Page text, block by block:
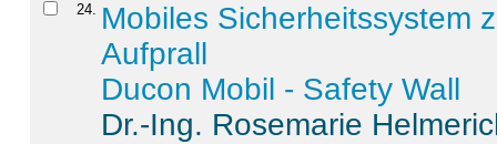
24. Mobiles Sicherheitssystem
Aufprall
Ducon Mobil - Safety Wall
Dr.-Ing. Rosemarie